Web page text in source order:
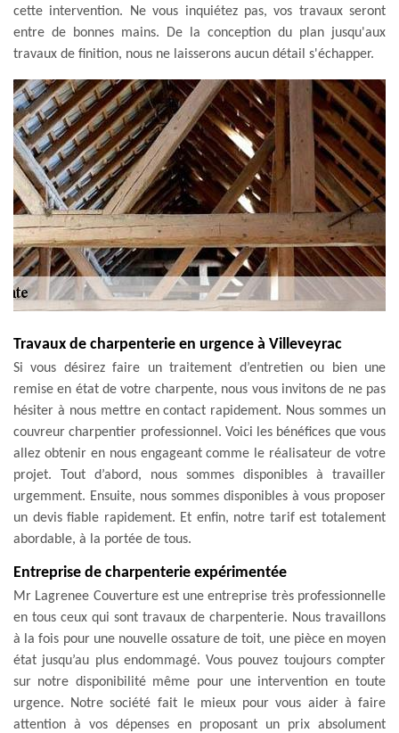
cette intervention. Ne vous inquiétez pas, vos travaux seront
entre de bonnes mains. De la conception du plan jusqu'aux
travaux de finition, nous ne laisserons aucun détail s'échapper.
Travaux de charpenterie en urgence à Villeveyrac
Si vous désirez faire un traitement d’entretien ou bien une
remise en état de votre charpente, nous vous invitons de ne pas
hésiter à nous mettre en contact rapidement. Nous sommes un
couvreur charpentier professionnel. Voici les bénéfices que vous
allez obtenir en nous engageant comme le réalisateur de votre
projet. Tout d’abord, nous sommes disponibles à travailler
urgemment. Ensuite, nous sommes disponibles à vous proposer
un devis fiable rapidement. Et enfin, notre tarif est totalement
abordable, à la portée de tous.
Entreprise de charpenterie expérimentée
Mr Lagrenee Couverture est une entreprise très professionnelle
en tous ceux qui sont travaux de charpenterie. Nous travaillons
à la fois pour une nouvelle ossature de toit, une pièce en moyen
état jusqu’au plus endommagé. Vous pouvez toujours compter
sur notre disponibilité même pour une intervention en toute
urgence. Notre société fait le mieux pour vous aider à faire
attention à vos dépenses en proposant un prix absolument